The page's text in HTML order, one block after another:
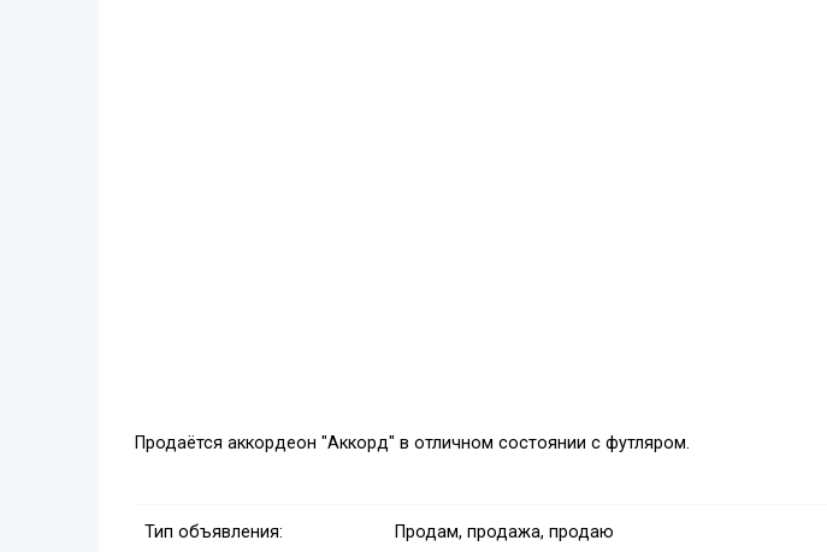
Продаётся аккордеон "Аккорд" в отличном состоянии с футляром.
Тип объявления:
Продам, продажа, продаю